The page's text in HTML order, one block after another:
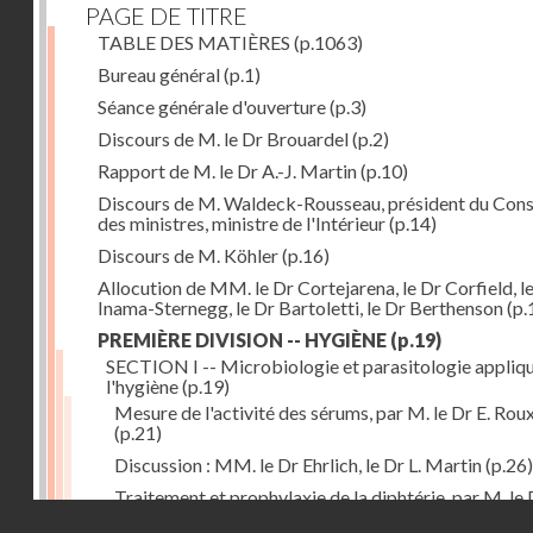
PAGE DE TITRE
TABLE DES MATIÈRES (p.1063)
Bureau général(p.1)
Séance générale d'ouverture(p.3)
Discours de M. le Dr Brouardel(p.2)
Rapport de M. le Dr A.-J. Martin(p.10)
Discours de M. Waldeck-Rousseau, président du
des ministres, ministre de l'Intérieur(p.14)
Discours de M. Köhler(p.16)
Allocution de MM. le Dr Cortejarena, le Dr Corfield,
Inama-Sternegg, le Dr Bartoletti, le Dr Berthenson
PREMIÈRE DIVISION -- HYGIÈNE (p.19)
SECTION I -- Microbiologie et parasitologie
l'hygiène(p.19)
Mesure de l'activité des sérums, par M. le Dr E.
(p.21)
Discussion : MM. le Dr Ehrlich, le Dr L. Martin(p.26)
Traitement et prophylaxie de la diphtérie, par M. le